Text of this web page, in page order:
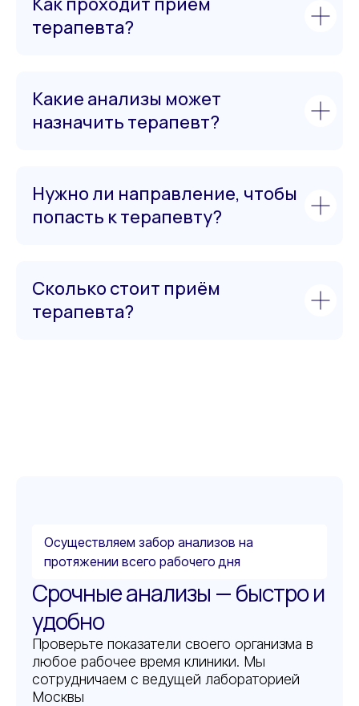
терапевта?
Какие анализы может
назначить терапевт?
Нужно ли направление, чтобы
попасть к терапевту?
Сколько стоит приём
терапевта?
Осуществляем забор анализов на
протяжении всего рабочего дня
Срочные анализы — быстро и
удобно
Проверьте показатели своего организма в
любое рабочее время клиники. Мы
сотрудничаем с ведущей лабораторией
Москвы